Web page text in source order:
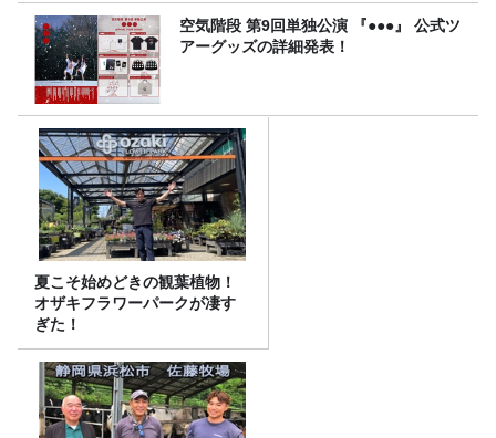
空気階段 第9回単独公演 『●●●』 公式ツ
アーグッズの詳細発表！
夏こそ始めどきの観葉植物！
オザキフラワーパークが凄す
ぎた！